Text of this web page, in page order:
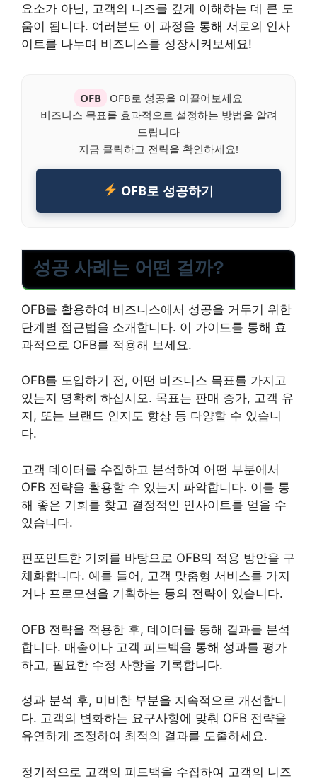
요소가 아닌, 고객의 니즈를 깊게 이해하는 데 큰 도
움이 됩니다. 여러분도 이 과정을 통해 서로의 인사
이트를 나누며 비즈니스를 성장시켜보세요!
OFB
OFB로 성공을 이끌어보세요
비즈니스 목표를 효과적으로 설정하는 방법을 알려
드립니다
지금 클릭하고 전략을 확인하세요!
OFB로 성공하기
성공 사례는 어떤 걸까?
OFB를 활용하여 비즈니스에서 성공을 거두기 위한
단계별 접근법을 소개합니다. 이 가이드를 통해 효
과적으로 OFB를 적용해 보세요.
OFB를 도입하기 전, 어떤 비즈니스 목표를 가지고
있는지 명확히 하십시오. 목표는 판매 증가, 고객 유
지, 또는 브랜드 인지도 향상 등 다양할 수 있습니
다.
고객 데이터를 수집하고 분석하여 어떤 부분에서
OFB 전략을 활용할 수 있는지 파악합니다. 이를 통
해 좋은 기회를 찾고 결정적인 인사이트를 얻을 수
있습니다.
핀포인트한 기회를 바탕으로 OFB의 적용 방안을 구
체화합니다. 예를 들어, 고객 맞춤형 서비스를 가지
거나 프로모션을 기획하는 등의 전략이 있습니다.
OFB 전략을 적용한 후, 데이터를 통해 결과를 분석
합니다. 매출이나 고객 피드백을 통해 성과를 평가
하고, 필요한 수정 사항을 기록합니다.
성과 분석 후, 미비한 부분을 지속적으로 개선합니
다. 고객의 변화하는 요구사항에 맞춰 OFB 전략을
유연하게 조정하여 최적의 결과를 도출하세요.
정기적으로 고객의 피드백을 수집하여 고객의 니즈